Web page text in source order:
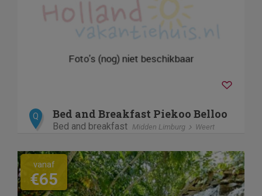
Q Bed and Breakfast Piekoo Belloo
Bed and breakfast Midden Limburg Weert
vanaf
€65